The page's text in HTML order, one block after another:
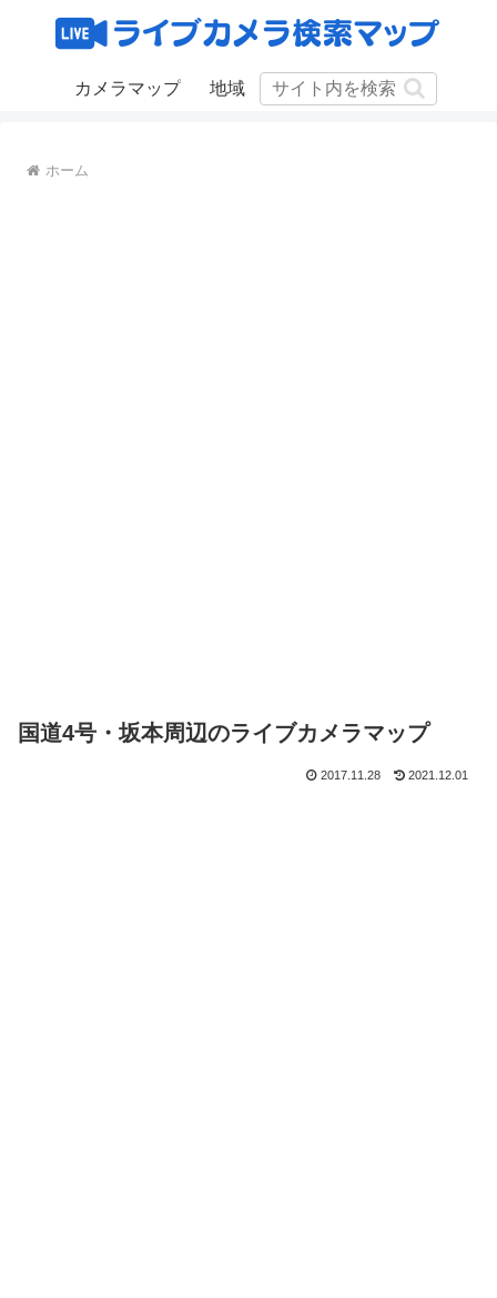
カメラマップ 地域
ホーム
国道4号・坂本周辺のライブカメラマップ
2017.11.28 2021.12.01